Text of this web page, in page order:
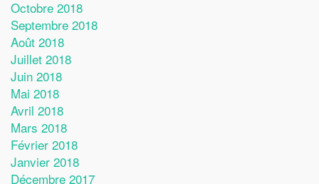
Octobre 2018
Septembre 2018
Août 2018
Juillet 2018
Juin 2018
Mai 2018
Avril 2018
Mars 2018
Février 2018
Janvier 2018
Décembre 2017